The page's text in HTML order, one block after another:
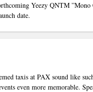
Yeezy QNTM ”Mono
date.
taxis at PAX sound like
even more memorable.